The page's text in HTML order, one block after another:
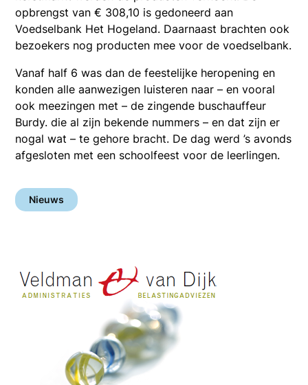
opbrengst van € 308,10 is gedoneerd aan
Voedselbank Het Hogeland. Daarnaast brachten ook
bezoekers nog producten mee voor de voedselbank.
Vanaf half 6 was dan de feestelijke heropening en
konden alle aanwezigen luisteren naar – en vooral
ook meezingen met – de zingende buschauffeur
Burdy. die al zijn bekende nummers – en dat zijn er
nogal wat – te gehore bracht. De dag werd ’s avonds
afgesloten met een schoolfeest voor de leerlingen.
Nieuws